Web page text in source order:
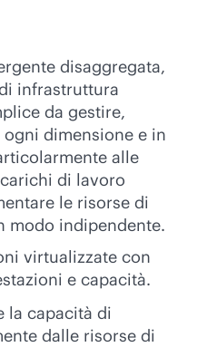
disaggregata,
infrastruttura
da gestire,
dimensione e in
alle
di lavoro
le risorse di
modo indipendente.
virtualizzate con
e capacità.
la capacità di
dalle risorse di